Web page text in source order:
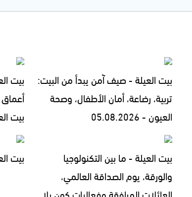
بيت العيلة - صيف آمن يبدأ من البيت:
تربية، رضاعة، أمان الأطفال، وصحة
العيون - 05.08.2026
بيت
بيت
بيت العيلة - ما بين التكنولوجيا
والورقة، يوم الصداقة العالمي،
بيت العيلة